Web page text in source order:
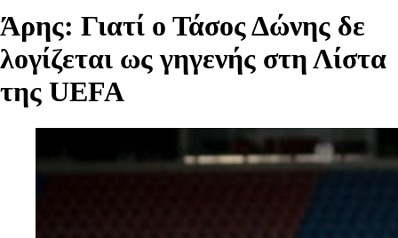
Άρης: Γιατί ο Τάσος Δώνης δε
λογίζεται ως γηγενής στη Λίστα
της UEFA